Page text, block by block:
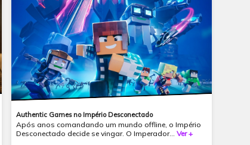
Authentic Games no Império Desconectado
Após anos comandando um mundo offline, o Império
Desconectado decide se vingar. O Imperador... Ver +